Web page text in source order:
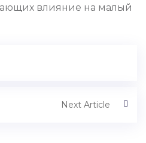
влияние на малый
Next Article